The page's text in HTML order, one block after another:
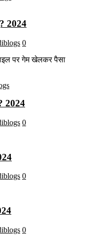
2024
0
पर गेम खेलकर पैसा
2024
0
0
0